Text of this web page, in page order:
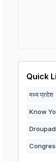
Quick
मध्य प्रदेश
Know